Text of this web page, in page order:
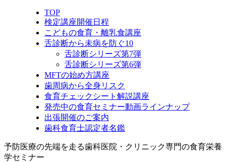
TOP
検定講座開催日程
こどもの食育・離乳食講座
舌診断から未病を防ぐ10
舌診断シリーズ第7弾
舌診断シリーズ第6弾
MFTの始め方講座
歯周病から全身リスク
食育チェックシート解説講座
発売中の食育セミナー動画ラインナップ
出張開催のご案内
歯科食育士認定者名鑑
予防医療の先端を走る歯科医院・クリニック専門の食育栄養
学セミナー